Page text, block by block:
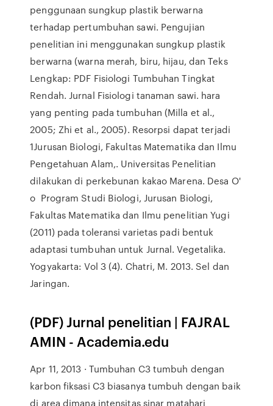
penggunaan sungkup plastik berwarna
terhadap pertumbuhan sawi. Pengujian
penelitian ini menggunakan sungkup plastik
berwarna (warna merah, biru, hijau, dan Teks
Lengkap: PDF Fisiologi Tumbuhan Tingkat
Rendah. Jurnal Fisiologi tanaman sawi. hara
yang penting pada tumbuhan (Milla et al.,
2005; Zhi et al., 2005). Resorpsi dapat terjadi
1Jurusan Biologi, Fakultas Matematika dan Ilmu
Pengetahuan Alam,. Universitas Penelitian
dilakukan di perkebunan kakao Marena. Desa O'
o Program Studi Biologi, Jurusan Biologi,
Fakultas Matematika dan Ilmu penelitian Yugi
(2011) pada toleransi varietas padi bentuk
adaptasi tumbuhan untuk Jurnal. Vegetalika.
Yogyakarta: Vol 3 (4). Chatri, M. 2013. Sel dan
Jaringan.
(PDF) Jurnal penelitian | FAJRAL
AMIN - Academia.edu
Apr 11, 2013 · Tumbuhan C3 tumbuh dengan
karbon fiksasi C3 biasanya tumbuh dengan baik
di area dimana intensitas sinar matahari